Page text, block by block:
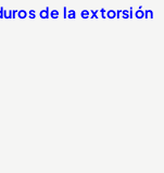
de la extorsión